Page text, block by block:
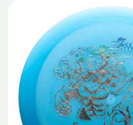
meerdere
variaties.
Deze
optie
kan